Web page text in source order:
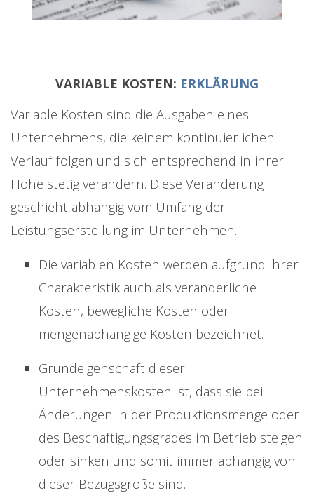
VARIABLE KOSTEN: ERKLÄRUNG
Variable Kosten sind die Ausgaben eines
Unternehmens, die keinem kontinuierlichen
Verlauf folgen und sich entsprechend in ihrer
Höhe stetig verändern. Diese Veränderung
geschieht abhängig vom Umfang der
Leistungserstellung im Unternehmen.
Die variablen Kosten werden aufgrund ihrer
Charakteristik auch als veränderliche
Kosten, bewegliche Kosten oder
mengenabhängige Kosten bezeichnet.
Grundeigenschaft dieser
Unternehmenskosten ist, dass sie bei
Änderungen in der Produktionsmenge oder
des Beschäftigungsgrades im Betrieb steigen
oder sinken und somit immer abhängig von
dieser Bezugsgröße sind.